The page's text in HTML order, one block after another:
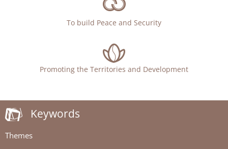
To build Peace and Security
Promoting the Territories and Development
Keywords
Themes